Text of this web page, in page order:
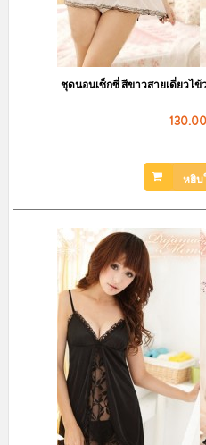
ชุดนอนเซ็กซี่ สีขาวสายเดี่ยวไข้
หยิบ